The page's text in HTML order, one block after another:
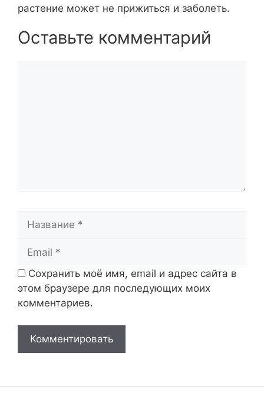
растение может не прижиться и заболеть.
Оставьте комментарий
Сохранить моё имя, email и адрес сайта в
этом браузере для последующих моих
комментариев.